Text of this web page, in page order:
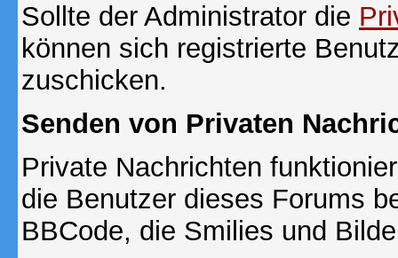
Sollte der Administrator die
können sich registrierte
zuschicken.
Senden von Privaten
Private Nachrichten
die Benutzer dieses Forums
BBCode, die Smilies und